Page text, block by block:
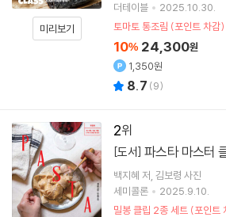
미리보기
더테이블
2025.10.30.
토마토 통조림 (포인트 차감)
10% 24,300원
1,350원
8.7 (9)
2
[도서] 파스타 마스터
백지혜 저 김보령 사진
세미콜론
2025.9.10.
밀봉 클립 2종 세트 (포인트